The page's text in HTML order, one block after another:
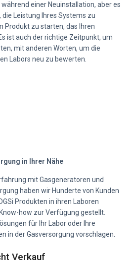
einer Neuinstallation, aber es
Leistung Ihres Systems zu
Produkt zu starten, das Ihren
ist auch der richtige Zeitpunkt, um
mit anderen Worten, um die
Labors neu zu bewerten.
in Ihrer Nähe
mit Gasgeneratoren und
haben wir Hunderte von Kunden
Produkten in ihren Laboren
how zur Verfügung gestellt.
für Ihr Labor oder Ihre
in der Gasversorgung vorschlagen.
Verkauf